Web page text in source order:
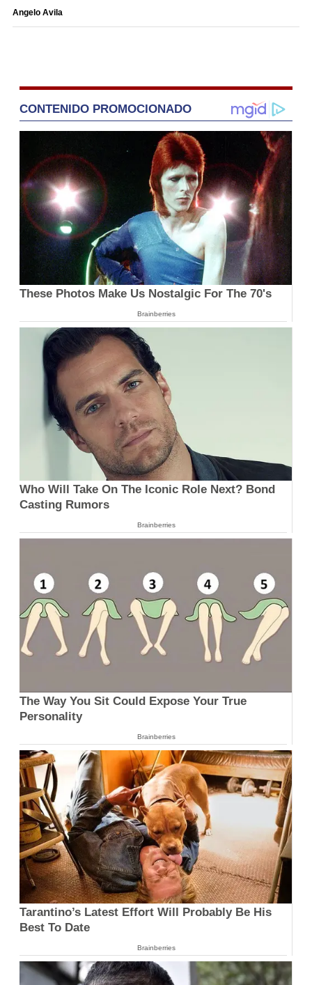
Angelo Avila
CONTENIDO PROMOCIONADO
These Photos Make Us Nostalgic For The 70's
Brainberries
Who Will Take On The Iconic Role Next? Bond
Casting Rumors
Brainberries
The Way You Sit Could Expose Your True
Personality
Brainberries
Tarantino’s Latest Effort Will Probably Be His
Best To Date
Brainberries